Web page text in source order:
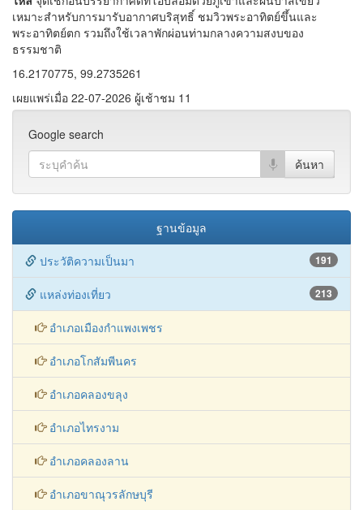
เหมาะสำหรับการมารับอากาศบริสุทธิ์ ชมวิวพระอาทิตย์ขึ้นและ
พระอาทิตย์ตก รวมถึงใช้เวลาพักผ่อนท่ามกลางความสงบของ
ธรรมชาติ
16.2170775, 99.2735261
เผยแพร่เมื่อ 22-07-2026 ผู้เช้าชม 11
Google search
ฐานข้อมูล
191
ประวัติความเป็นมา
213
แหล่งท่องเที่ยว
อำเภอเมืองกำแพงเพชร
อำเภอโกสัมพีนคร
อำเภอคลองขลุง
อำเภอไทรงาม
อำเภอคลองลาน
อำเภอขาณุวรลักษบุรี